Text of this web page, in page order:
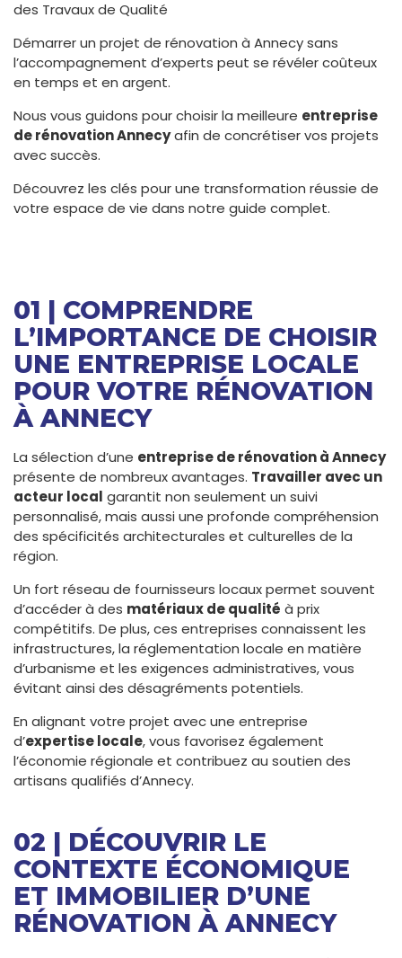
des Travaux de Qualité
Démarrer un projet de rénovation à Annecy sans
l’accompagnement d’experts peut se révéler coûteux
en temps et en argent.
Nous vous guidons pour choisir la meilleure entreprise
de rénovation Annecyafin de concrétiser vos projets
avec succès.
Découvrez les clés pour une transformation réussie de
votre espace de vie dans notre guide complet.
01 | COMPRENDRE
L’IMPORTANCE DE CHOISIR
UNE ENTREPRISE LOCALE
POUR VOTRE RÉNOVATION
À ANNECY
La sélection d’une entreprise de rénovation à Annecy
présente de nombreux avantages. Travailler avec un
acteur local garantit non seulement un suivi
personnalisé, mais aussi une profonde compréhension
des spécificités architecturales et culturelles de la
région.
Un fort réseau de fournisseurs locaux permet souvent
d’accéder à des matériaux de qualité à prix
compétitifs. De plus, ces entreprises connaissent les
infrastructures, la réglementation locale en matière
d’urbanisme et les exigences administratives, vous
évitant ainsi des désagréments potentiels.
En alignant votre projet avec une entreprise
d’expertise locale, vous favorisez également
l’économie régionale et contribuez au soutien des
artisans qualifiés d’Annecy.
02 | DÉCOUVRIR LE
CONTEXTE ÉCONOMIQUE
ET IMMOBILIER D’UNE
RÉNOVATION À ANNECY